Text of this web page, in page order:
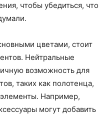
чтобы убедиться, что
цветами, стоит
Нейтральные
возможность для
таких как полотенца,
Например,
могут добавить